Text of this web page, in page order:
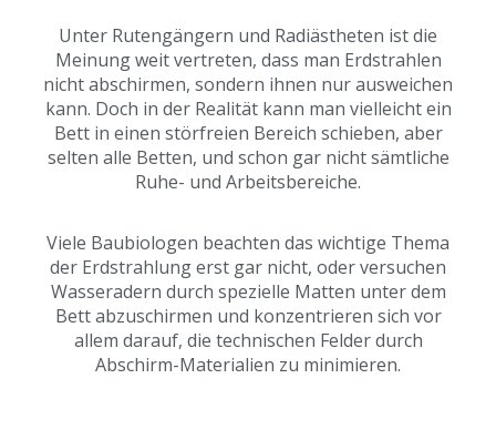
Unter Rutengängern und Radiästheten ist die
Meinung weit vertreten, dass man Erdstrahlen
nicht abschirmen, sondern ihnen nur ausweichen
kann. Doch in der Realität kann man vielleicht ein
Bett in einen störfreien Bereich schieben, aber
selten alle Betten, und schon gar nicht sämtliche
Ruhe- und Arbeitsbereiche.
Viele Baubiologen beachten das wichtige Thema
der Erdstrahlung erst gar nicht, oder versuchen
Wasseradern durch spezielle Matten unter dem
Bett abzuschirmen und konzentrieren sich vor
allem darauf, die technischen Felder durch
Abschirm-Materialien zu minimieren.